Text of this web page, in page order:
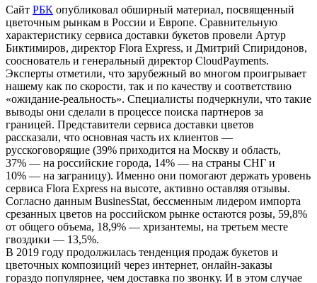
Сайт РБК опубликовал обширный материал, посвященный
цветочным рынкам в России и Европе. Сравнительную
характеристику сервиса доставки букетов провели Артур
Биктимиров, директор Flora Express, и Дмитрий Спиридонов,
сооснователь и генеральный директор CloudPayments.
Эксперты отметили, что зарубежный во многом проигрывает
нашему как по скорости, так и по качеству и соответствию
«ожидание-реальность». Специалисты подчеркнули, что такие
выводы они сделали в процессе поиска партнеров за
границей. Представители сервиса доставки цветов
рассказали, что основная часть их клиентов —
русскоговорящие (39% приходится на Москву и область,
37% — на российские города, 14% — на страны СНГ и
10% — на заграницу). Именно они помогают держать уровень
сервиса Flora Express на высоте, активно оставляя отзывы.
Согласно данным BusinesStat, бессменным лидером импорта
срезанных цветов на российском рынке остаются розы, 59,8%
от общего объема, 18,9% — хризантемы, на третьем месте
гвоздики — 13,5%.
В 2019 году продолжилась тенденция продаж букетов и
цветочных композиций через интернет, онлайн-заказы
гораздо популярнее, чем доставка по звонку. И в этом случае